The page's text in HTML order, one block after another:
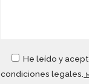
He leído y
condiciones legales.